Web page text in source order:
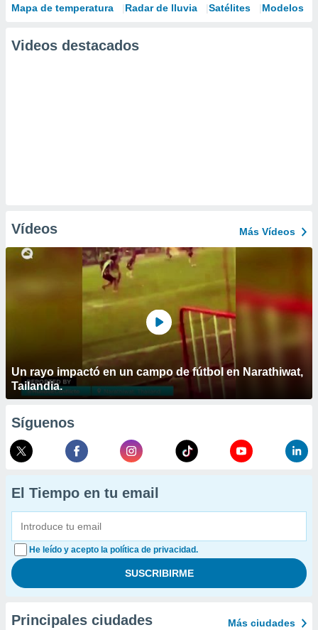
Mapa de temperatura Radar de lluvia Satélites Modelos
Videos destacados
Vídeos Más Vídeos
Un rayo impactó en un campo de fútbol en Narathiwat,
Tailandia.
Síguenos
El Tiempo en tu email
He leído y acepto la política de privacidad.
Principales ciudades Más ciudades